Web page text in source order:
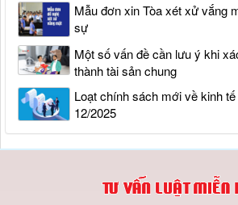
Mẫu đơn xin Tòa xét xử vắng
sự
Một số vấn đề cần lưu ý khi
thành tài sản chung
Loạt chính sách mới về kinh
12/2025